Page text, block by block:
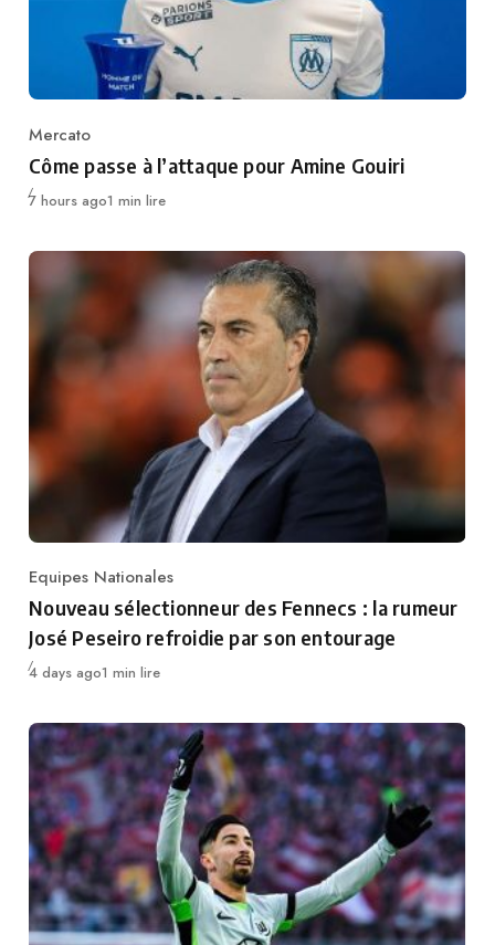
Category
Mercato
Côme passe à l’attaque pour Amine Gouiri
Publié
7 hours ago1 min lire
Category
Equipes Nationales
Nouveau sélectionneur des Fennecs : la rumeur
José Peseiro refroidie par son entourage
Publié
4 days ago1 min lire